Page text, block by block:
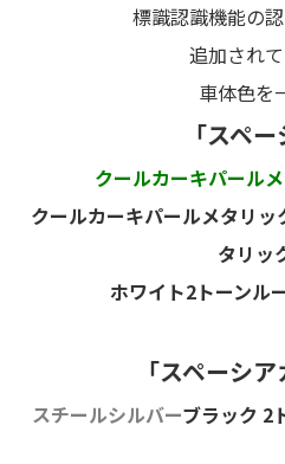
標識認識機能の
追加され
車体色を
「スペー
クールカーキパール
クールカーキパールメタリッ
タリッ
ホワイト2トーンル
「スペーシア
スチールシルバーブラック 2